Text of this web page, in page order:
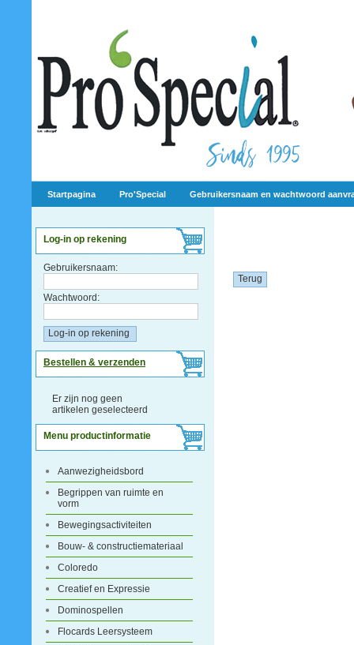
Startpagina Pro'Special Gebruikersnaam en wachtwoord
Log-in op rekening
Gebruikersnaam:
Wachtwoord:
Bestellen & verzenden
Er zijn nog geen
artikelen geselecteerd
Menu productinformatie
Aanwezigheidsbord
Begrippen van ruimte en
vorm
Bewegingsactiviteiten
Bouw- & constructiemateriaal
Coloredo
Creatief en Expressie
Dominospellen
Flocards Leersysteem
Terug